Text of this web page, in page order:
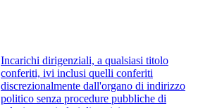
Incarichi dirigenziali, a qualsiasi titolo
conferiti, ivi inclusi quelli conferiti
discrezionalmente dall'organo di indirizzo
politico senza procedure pubbliche di